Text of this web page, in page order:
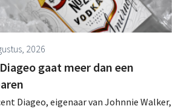
2026
gaat meer dan een
Diageo, eigenaar van Johnnie Walker,